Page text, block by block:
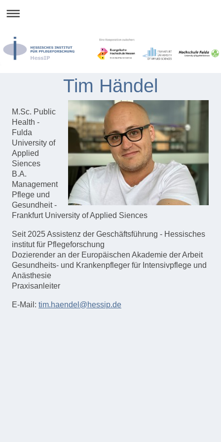
Tim Händel
M.Sc. Public
Health -
Fulda
University of
Applied
Siences
B.A.
Management
Pflege und
Gesundheit -
Frankfurt University of Applied Siences
Seit 2025 Assistenz der Geschäftsführung - Hessisches
institut für Pflegeforschung
Dozierender an der Europäischen Akademie der Arbeit
Gesundheits- und Krankenpfleger für Intensivpflege und
Anästhesie
Praxisanleiter
E-Mail: tim.haendel@hessip.de